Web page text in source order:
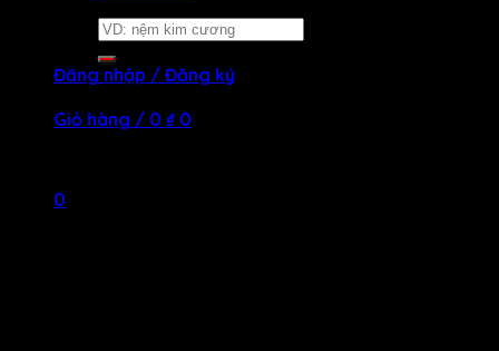
Tìm
Đăng nhập / Đăng ký
Giỏ hàng / 0 ₫ 0
0